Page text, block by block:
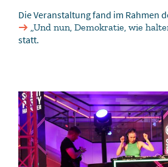
Die Veranstaltung fand im Rahmen
„Und nun, Demokratie, wie
statt.